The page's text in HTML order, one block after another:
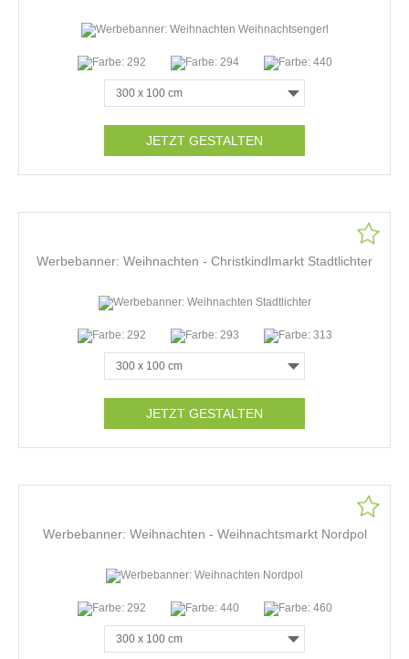
JETZT GESTALTEN
Werbebanner: Weihnachten - Christkindlmarkt Stadtlichter
JETZT GESTALTEN
Werbebanner: Weihnachten - Weihnachtsmarkt Nordpol